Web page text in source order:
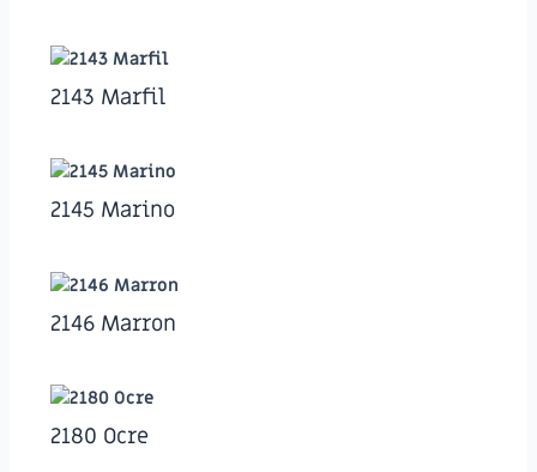
2143 Marfil
2145 Marino
2146 Marron
2180 Ocre